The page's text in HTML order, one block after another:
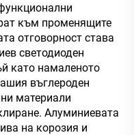
към променящите
отговорност става
светодиоден
като намаленото
въглероден
материали
Алуминиевата
на корозия и